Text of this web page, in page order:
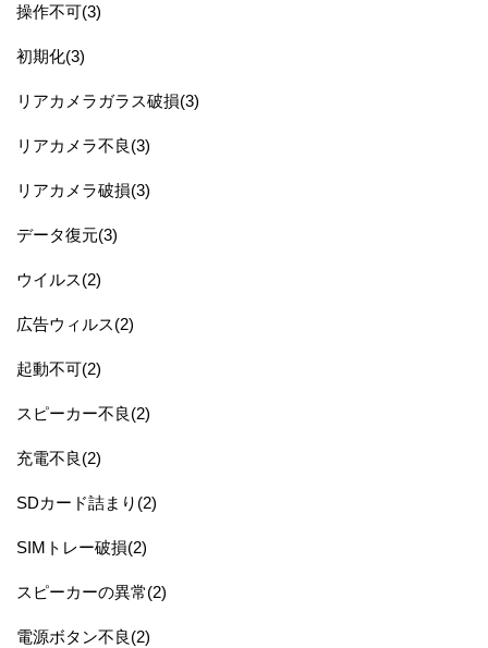
操作不可(3)
初期化(3)
リアカメラガラス破損(3)
リアカメラ不良(3)
リアカメラ破損(3)
データ復元(3)
ウイルス(2)
広告ウィルス(2)
起動不可(2)
スピーカー不良(2)
充電不良(2)
SDカード詰まり(2)
SIMトレー破損(2)
スピーカーの異常(2)
電源ボタン不良(2)